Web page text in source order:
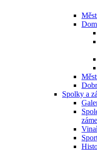
Spolky a